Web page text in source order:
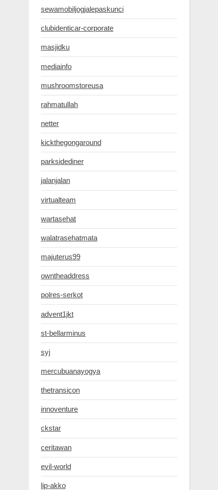
sewamobiljogjalepaskunci
clubidenticar-corporate
masjidku
mediainfo
mushroomstoreusa
rahmatullah
netter
kickthegongaround
parksidediner
jalanjalan
virtualteam
wartasehat
walatrasehatmata
majuterus99
owntheaddress
polres-serkot
advent1jkt
st-bellarminus
syj
mercubuanayogya
thetransicon
innoventure
ckstar
ceritawan
evil-world
lip-akko